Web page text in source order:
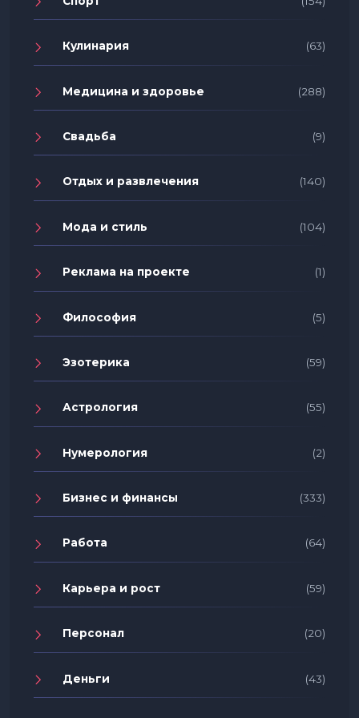
Кулинария (63)
Медицина и здоровье (288)
Свадьба (9)
Отдых и развлечения (140)
Мода и стиль (104)
Реклама на проекте (1)
Философия (5)
Эзотерика (59)
Астрология (55)
Нумерология (2)
Бизнес и финансы (333)
Работа (64)
Карьера и рост (59)
Персонал (20)
Деньги (43)